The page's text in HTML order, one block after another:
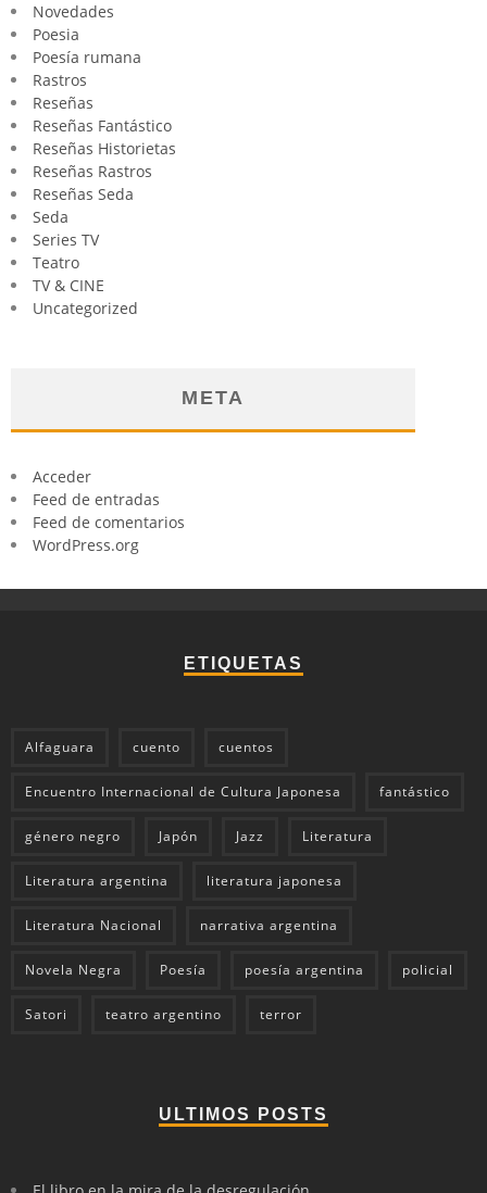
Novedades
Poesia
Poesía rumana
Rastros
Reseñas
Reseñas Fantástico
Reseñas Historietas
Reseñas Rastros
Reseñas Seda
Seda
Series TV
Teatro
TV & CINE
Uncategorized
META
Acceder
Feed de entradas
Feed de comentarios
WordPress.org
ETIQUETAS
Alfaguara cuento cuentos
Encuentro Internacional de Cultura Japonesa fantástico
género negro Japón Jazz Literatura
Literatura argentina literatura japonesa
Literatura Nacional narrativa argentina
Novela Negra Poesía poesía argentina policial
Satori teatro argentino terror
ULTIMOS POSTS